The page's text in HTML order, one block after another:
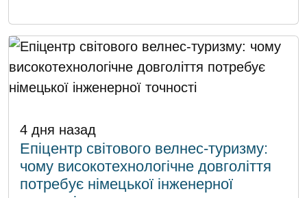
4 дня назад
Епіцентр світового велнес-туризму:
чому високотехнологічне довголіття
потребує німецької інженерної